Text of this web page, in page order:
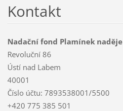
Kontakt
Nadační fond Plamínek naděje
Revoluční 86
Ústí nad Labem
40001
Číslo účtu: 7893538001/5500
+420 775 385 501